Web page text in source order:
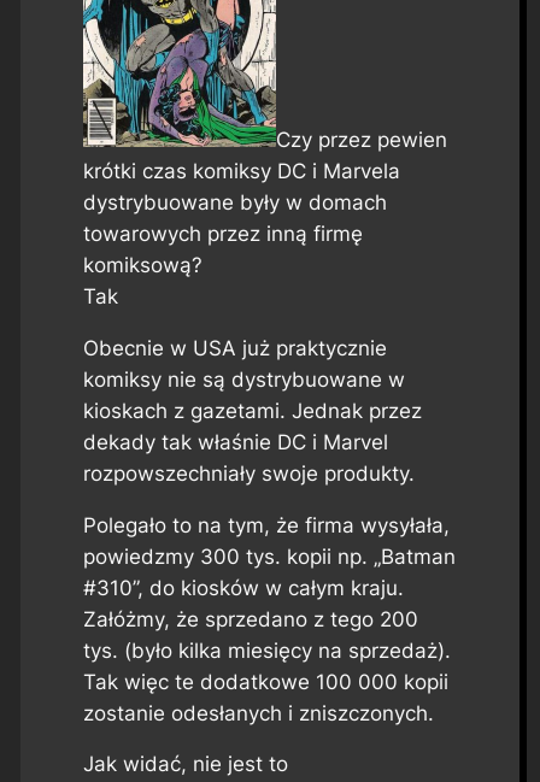
Czy przez pewien
krótki czas komiksy DC i Marvela
dystrybuowane były w domach
towarowych przez inną firmę
komiksową?
Tak
Obecnie w USA już praktycznie
komiksy nie są dystrybuowane w
kioskach z gazetami. Jednak przez
dekady tak właśnie DC i Marvel
rozpowszechniały swoje produkty.
Polegało to na tym, że firma wysyłała,
powiedzmy 300 tys. kopii np. „Batman
#310”, do kiosków w całym kraju.
Załóżmy, że sprzedano z tego 200
tys. (było kilka miesięcy na sprzedaż).
Tak więc te dodatkowe 100 000 kopii
zostanie odesłanych i zniszczonych.
Jak widać, nie jest to